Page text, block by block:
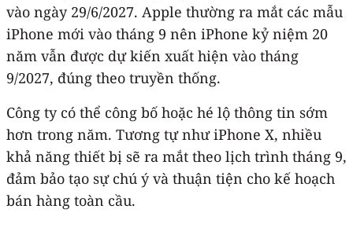
vào ngày 29/6/2027. Apple thường ra mắt các mẫu
iPhone mới vào tháng 9 nên ‌iPhone‌ kỷ niệm 20
năm vẫn được dự kiến xuất hiện vào tháng
9/2027, đúng theo truyền thống.
Công ty có thể công bố hoặc hé lộ thông tin sớm
hơn trong năm. Tương tự như ‌iPhone‌ X, nhiều
khả năng thiết bị sẽ ra mắt theo lịch trình tháng 9,
đảm bảo tạo sự chú ý và thuận tiện cho kế hoạch
bán hàng toàn cầu.